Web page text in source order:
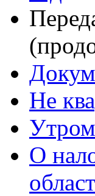
Не
Утром
О